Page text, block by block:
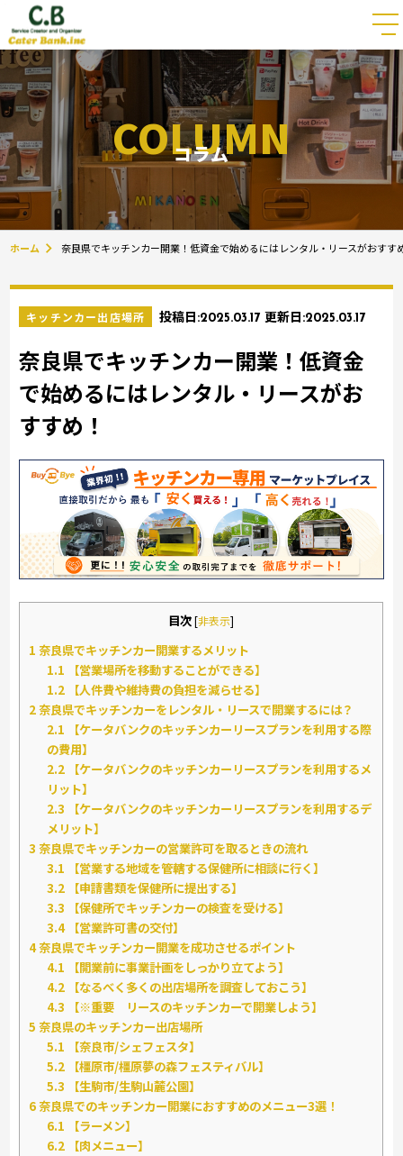
COLUMN
コラム
ホーム 奈良県でキッチンカー開業！低資金で始めるにはレンタル・リースがおすす
キッチンカー出店場所 投稿日:2025.03.17 更新日:2025.03.17
奈良県でキッチンカー開業！低資金
で始めるにはレンタル・リースがお
すすめ！
目次[非表示]
1 奈良県でキッチンカー開業するメリット
1.1 【営業場所を移動することができる】
1.2 【人件費や維持費の負担を減らせる】
2奈良県でキッチンカーをレンタル・リースで開業するには？
2.1 【ケータバンクのキッチンカーリースプランを利用する際
の費用】
2.2 【ケータバンクのキッチンカーリースプランを利用するメ
リット】
2.3 【ケータバンクのキッチンカーリースプランを利用するデ
メリット】
3 奈良県でキッチンカーの営業許可を取るときの流れ
3.1 【営業する地域を管轄する保健所に相談に行く】
3.2 【申請書類を保健所に提出する】
3.3 【保健所でキッチンカーの検査を受ける】
3.4【営業許可書の交付】
4奈良県でキッチンカー開業を成功させるポイント
4.1 【開業前に事業計画をしっかり立てよう】
4.2 【なるべく多くの出店場所を調査しておこう】
4.3 【※重要 リースのキッチンカーで開業しよう】
5 奈良県のキッチンカー出店場所
5.1 【奈良市/シェフェスタ】
5.2 【橿原市/橿原夢の森フェスティバル】
5.3 【生駒市/生駒山麓公園】
6奈良県でのキッチンカー開業におすすめのメニュー3選！
6.1 【ラーメン】
6.2 【肉メニュー】